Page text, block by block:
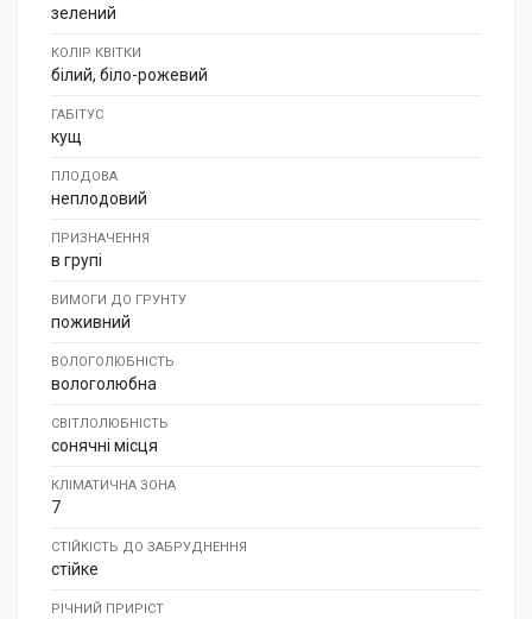
зелений
КОЛІР КВІТКИ
білий, біло-рожевий
ГАБІТУС
кущ
ПЛОДОВА
неплодовий
ПРИЗНАЧЕННЯ
в групі
ВИМОГИ ДО ГРУНТУ
поживний
ВОЛОГОЛЮБНІСТЬ
вологолюбна
СВІТЛОЛЮБНІСТЬ
сонячні місця
КЛІМАТИЧНА ЗОНА
7
СТІЙКІСТЬ ДО ЗАБРУДНЕННЯ
стійке
РІЧНИЙ ПРИРІСТ